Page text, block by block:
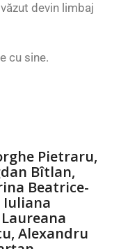
devin limbaj
cu sine.
Pietraru,
Bîtlan,
Beatrice-
Iuliana
Alexandru